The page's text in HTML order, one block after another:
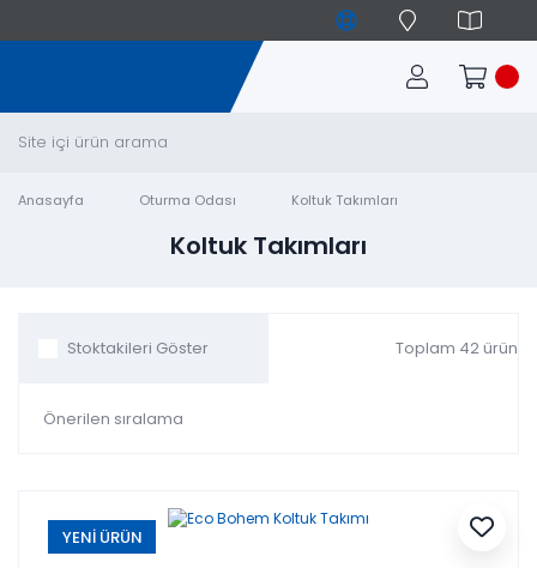
Anasayfa Oturma Odası Koltuk Takımları
Koltuk Takımları
Toplam 42 ürün
YENİ ÜRÜN